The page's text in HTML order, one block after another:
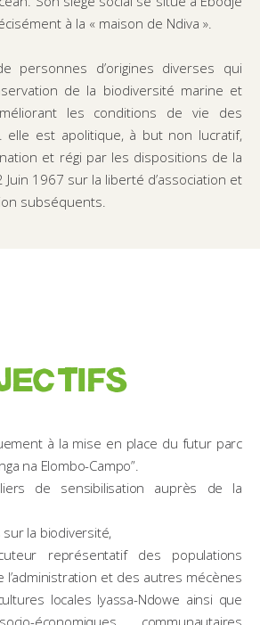
à la « maison de Ndiva ».
personnes d’origines diverses qui
de la biodiversité marine et
les conditions de vie des
elle est apolitique, à but non lucratif,
et régi par les dispositions de la
Juin 1967 sur la liberté d’association et
subséquents.
à la mise en place du futur parc
na Elombo-Campo”.
de sensibilisation auprès de la
la biodiversité,
représentatif des populations
l’administration et des autres mécènes
locales Iyassa-Ndowe ainsi que
économiques communautaires